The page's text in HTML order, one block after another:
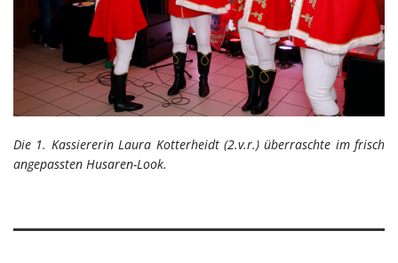
Die 1. Kassiererin Laura Kotterheidt (2.v.r.) überraschte im frisch
angepassten Husaren-Look.